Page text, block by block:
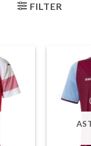
FILTER